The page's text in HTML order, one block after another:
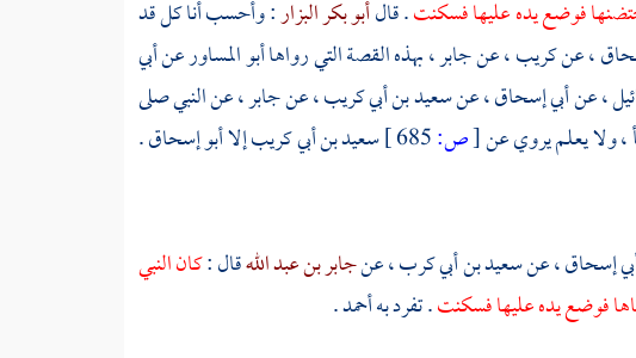
فوضع يده عليها فسكنت. قالأبو بكر البزار: وأحسب أنا كل قد
،عنكريب ،عنجابر ،بهذه القصة التي رواهاأبو المساورعنأبي
،عنأبي إسحاق ،عنسعيد بن أبي كريب ،عنجابر ،عن النبي صلى
ولا يعلم يروي عن[ص: سعيد بن أبي كريبإلاأبو إسحاق .
إسحاق ،عنسعيد بن أبي كرب ،عنجابر بن عبد اللهقال :كان النبي
فوضع يده عليها فسكنت. تفرد بهأحمد.